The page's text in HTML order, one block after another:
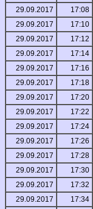
29.09.2017
17:08
29.09.2017
17:10
29.09.2017
17:12
29.09.2017
17:14
29.09.2017
17:16
29.09.2017
17:18
29.09.2017
17:20
29.09.2017
17:22
29.09.2017
17:24
29.09.2017
17:26
29.09.2017
17:28
29.09.2017
17:30
29.09.2017
17:32
29.09.2017
17:34